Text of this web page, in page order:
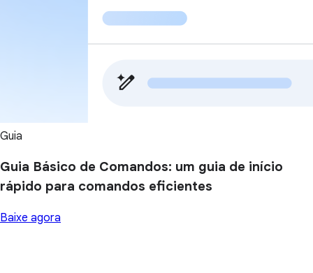
Guia
Guia Básico de Comandos: um guia de início
rápido para comandos eficientes
Baixe agora